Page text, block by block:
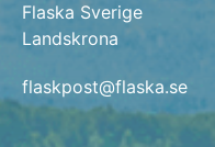
Flaska Sverige
Landskrona
flaskpost@flaska.se